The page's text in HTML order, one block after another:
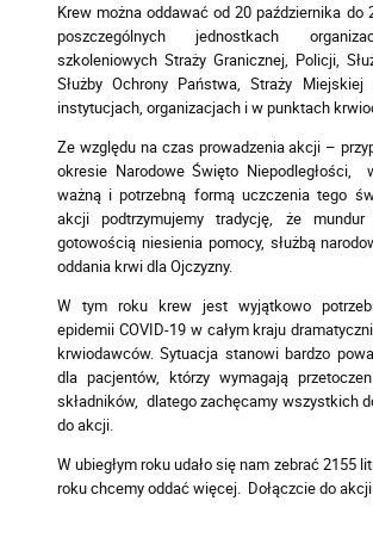
Krew można oddawać od 20 października do
poszczególnych jednostkach
szkoleniowych Straży Granicznej, Policji,
Służby Ochrony Państwa, Straży
instytucjach, organizacjach i w punktach
Ze względu na czas prowadzenia akcji –
okresie Narodowe Święto Niepodległości,
ważną i potrzebną formą uczczenia tego
akcji podtrzymujemy tradycję, że
gotowością niesienia pomocy, służbą
oddania krwi dla Ojczyzny.
W tym roku krew jest wyjątkowo
epidemii COVID-19 w całym kraju
krwiodawców. Sytuacja stanowi bardzo
dla pacjentów, którzy wymagają
składników, dlatego zachęcamy wszystkich
do akcji.
W ubiegłym roku udało się nam zebrać 2155
roku chcemy oddać więcej. Dołączcie do